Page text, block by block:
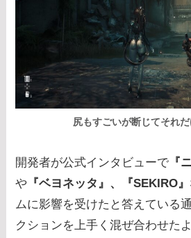
尻もすごいが断じてそれ
開発者が公式インタビューで 『
や 『ベヨネッタ』、『SEKIRO』
ムに影響を受けたと答えている
クションを上手く混ぜ合わせた